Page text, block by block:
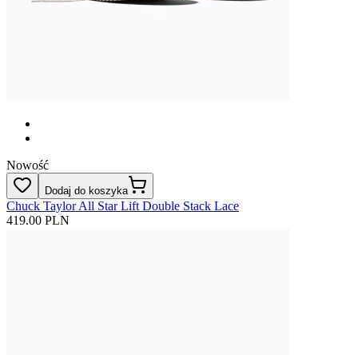
Nowość
Dodaj do koszyka
Chuck Taylor All Star Lift Double Stack Lace
419.00 PLN